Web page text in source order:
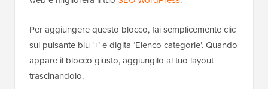
Per aggiungere questo blocco, fai semplicemente clic
sul pulsante blu ‘+’ e digita ‘Elenco categorie’. Quando
appare il blocco giusto, aggiungilo al tuo layout
trascinandolo.